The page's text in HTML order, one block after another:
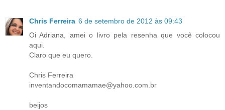
Chris Ferreira 6 de setembro de 2012 às 09:43
Oi Adriana, amei o livro pela resenha que você colocou
aqui.
Claro que eu quero.
Chris Ferreira
inventandocomamamae@yahoo.com.br
beijos